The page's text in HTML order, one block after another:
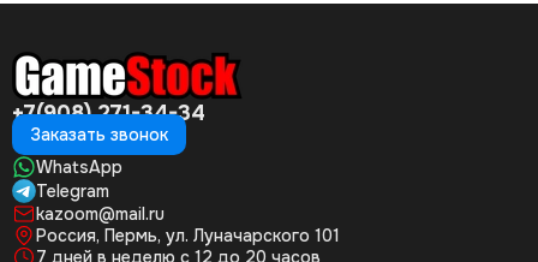
+7(908) 271-34-34
Заказать звонок
WhatsApp
Telegram
kazoom@mail.ru
Россия, Пермь, ул. Луначарского 101
7 дней в неделю с 12 до 20 часов